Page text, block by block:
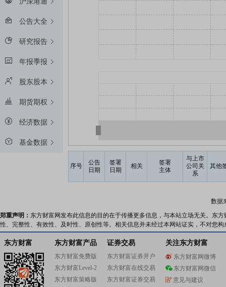
公告大全
研究报告
年报季报
股东股本
期货期权
经济数据
基金数据
序号
公告
日期
签署
日期
相关
签署
主体
与上市
公司关
系
其他
数据
郑重声明： 东方财富网发布此信息的目的在于传播更多信息，与本站立场无关。东
性、完整性、有效性、及时性、原创性等。相关信息并未经过本网站证实，不对您
东方财富 东方财富产品
东方财富免费版
东方财富Level-2
东方财富策略版
证券交易
东方财富证券开户
东方财富在线交易
东方财富证券交易
关注东方财富
东方财富网微博
东方财富网微信
意见与建议